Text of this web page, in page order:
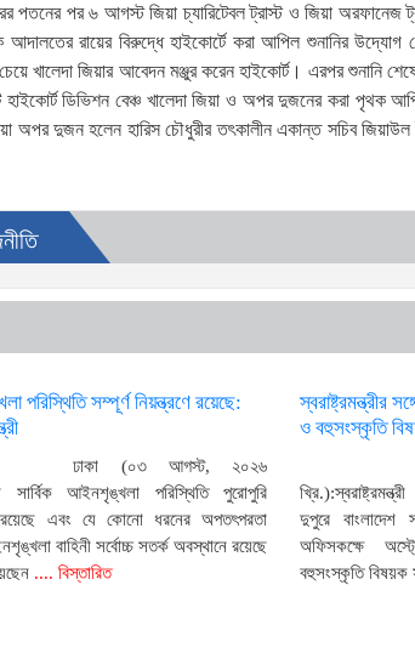
পর ৬ আগস্ট জিয়া চ্যারিটেবল ট্রাস্ট ও জিয়া অরফানেজ
আদালতের রায়ের বিরুদ্ধে হাইকোর্টে করা আপিল শুনানির
খালেদা জিয়ার আবেদন মঞ্জুর করেন হাইকোর্ট। এরপর শুনানি
ডিভিশন বেঞ্চ খালেদা জিয়া ও অপর দুজনের করা পৃথক
অপর দুজন হলেন হারিস চৌধুরীর তৎকালীন একান্ত সচিব
পরিস্থিতি সম্পূর্ণ নিয়ন্ত্রণে রয়েছে:
ঢাকা (০৩ আগস্ট, ২০২৬
সার্বিক আইনশৃঙ্খলা পরিস্থিতি পুরোপুরি
রয়েছে এবং যে কোনো ধরনের অপতৎপরতা
বাহিনী সর্বোচ্চ সতর্ক অবস্থানে রয়েছে
.... বিস্তারিত
স্বরাষ্ট্রমন্ত্রীর
ও বহুসংস্কৃতি
দুপুরে বাংলাদেশ
অফিসকক্ষে
বহুসংস্কৃতি বিষয়ক